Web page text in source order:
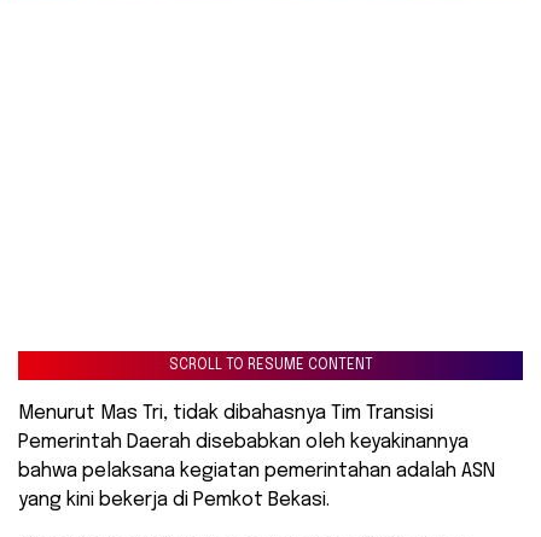
SCROLL TO RESUME CONTENT
Menurut Mas Tri, tidak dibahasnya Tim Transisi
Pemerintah Daerah disebabkan oleh keyakinannya
bahwa pelaksana kegiatan pemerintahan adalah ASN
yang kini bekerja di Pemkot Bekasi.